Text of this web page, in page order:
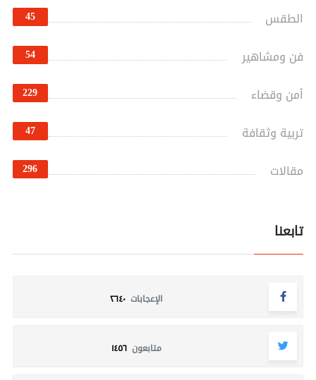
الطقس 45
فن ومشاهير 54
أمن وقضاء 229
تربية وثقافة 47
مقالات 296
تابعنا
الإعجابات ٢٦٤٠
متابعون ١٤٥٦